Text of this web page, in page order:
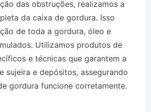
das obstruções, realizamos a
da caixa de gordura. Isso
de toda a gordura, óleo e
Utilizamos produtos de
e técnicas que garantem a
sujeira e depósitos, assegurando
gordura funcione corretamente.